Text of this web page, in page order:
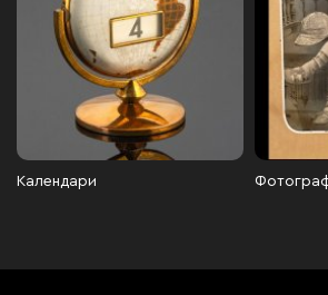
Календари